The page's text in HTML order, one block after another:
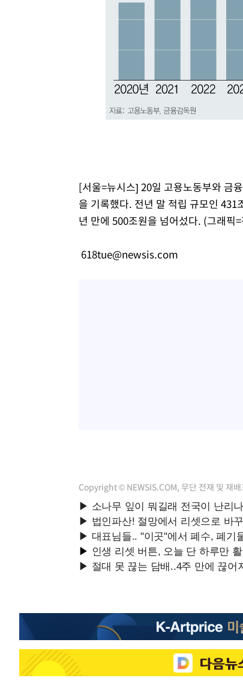
[서울=뉴시스] 20일 고용노동부와 금
을 기록했다. 전년 말 적립 규모인
년 만에 500조원을 넘어섰다. (그래픽
618tue@newsis.com
Copyright © NEWSIS.COM, 무단 전재 및 재배